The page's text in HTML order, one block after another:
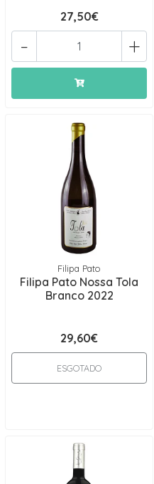
27,50€
+
-
Filipa Pato
Filipa Pato Nossa Tola
Branco 2022
29,60€
ESGOTADO